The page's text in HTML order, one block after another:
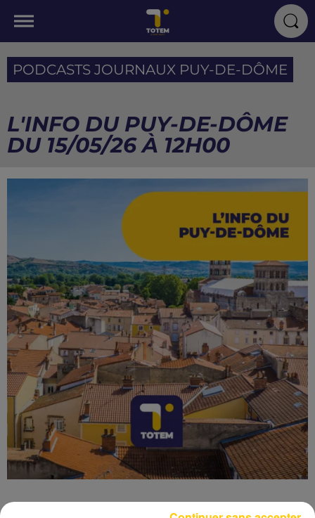
PODCASTS JOURNAUX PUY-DE-DÔME
L'INFO DU PUY-DE-DÔME
DU 15/05/26 À 12H00